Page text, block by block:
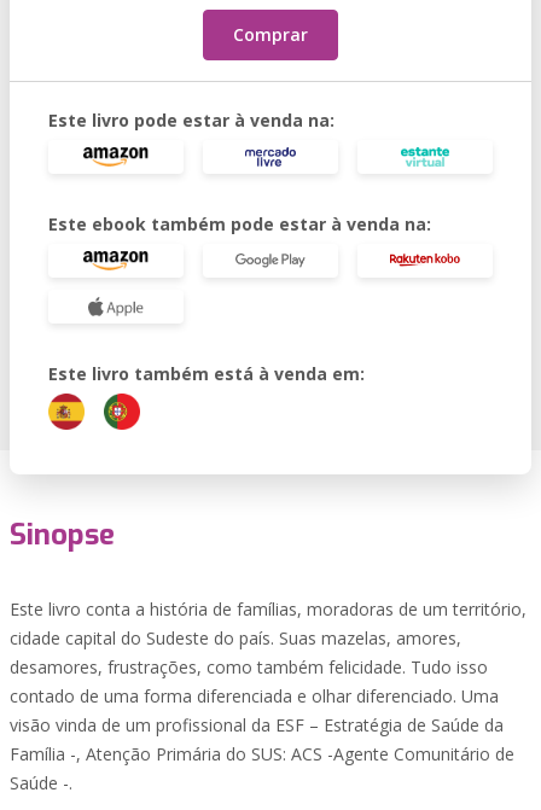
Comprar
Este livro pode estar à venda na:
Este ebook também pode estar à venda na:
Este livro também está à venda em:
Sinopse
Este livro conta a história de famílias, moradoras de um território,
cidade capital do Sudeste do país. Suas mazelas, amores,
desamores, frustrações, como também felicidade. Tudo isso
contado de uma forma diferenciada e olhar diferenciado. Uma
visão vinda de um profissional da ESF – Estratégia de Saúde da
Família -, Atenção Primária do SUS: ACS -Agente Comunitário de
Saúde -.